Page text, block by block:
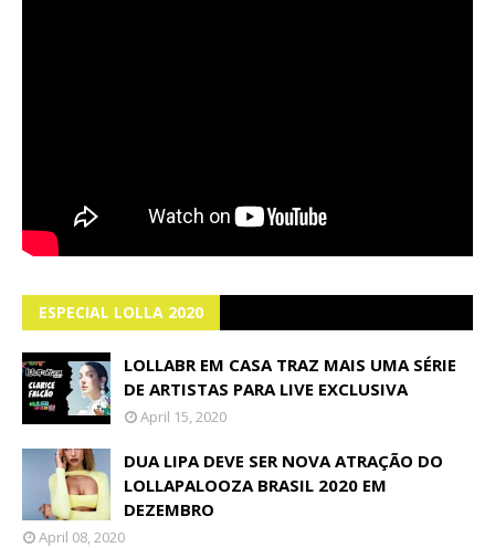
ESPECIAL LOLLA 2020
LOLLABR EM CASA TRAZ MAIS UMA SÉRIE
DE ARTISTAS PARA LIVE EXCLUSIVA
April 15, 2020
DUA LIPA DEVE SER NOVA ATRAÇÃO DO
LOLLAPALOOZA BRASIL 2020 EM
DEZEMBRO
April 08, 2020